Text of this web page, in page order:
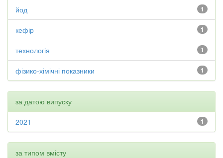
1
йод
1
кефір
1
технологія
1
фізико-хімічні показники
за датою випуску
1
2021
за типом вмісту